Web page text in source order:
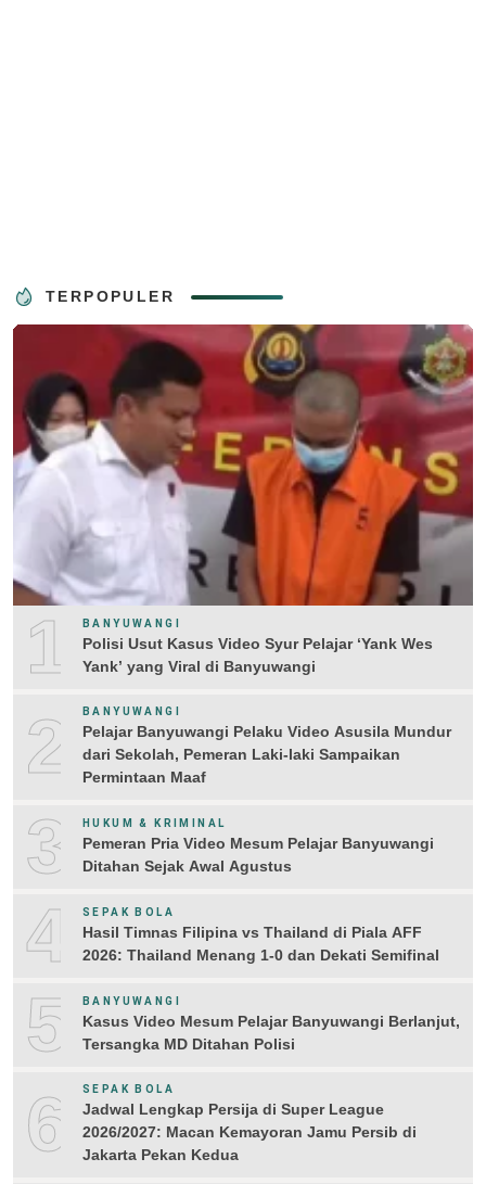
TERPOPULER
1 BANYUWANGI
Polisi Usut Kasus Video Syur Pelajar ‘Yank Wes
Yank’ yang Viral di Banyuwangi
2 BANYUWANGI
Pelajar Banyuwangi Pelaku Video Asusila Mundur
dari Sekolah, Pemeran Laki-laki Sampaikan
Permintaan Maaf
3 HUKUM & KRIMINAL
Pemeran Pria Video Mesum Pelajar Banyuwangi
Ditahan Sejak Awal Agustus
4 SEPAK BOLA
Hasil Timnas Filipina vs Thailand di Piala AFF
2026: Thailand Menang 1-0 dan Dekati Semifinal
5 BANYUWANGI
Kasus Video Mesum Pelajar Banyuwangi Berlanjut,
Tersangka MD Ditahan Polisi
6 SEPAK BOLA
Jadwal Lengkap Persija di Super League
2026/2027: Macan Kemayoran Jamu Persib di
Jakarta Pekan Kedua